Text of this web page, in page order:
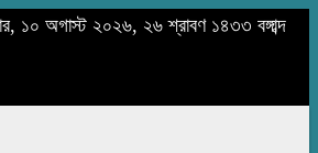
১০ অগাস্ট ২০২৬, ২৬ শ্রাবণ ১৪৩৩ বঙ্গাব্দ